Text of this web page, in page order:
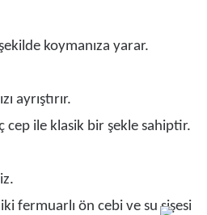
koymanıza yarar.
ayrıştırır.
cep ile klasik bir şekle sahiptir.
fermuarlı ön cebi ve su şişesi